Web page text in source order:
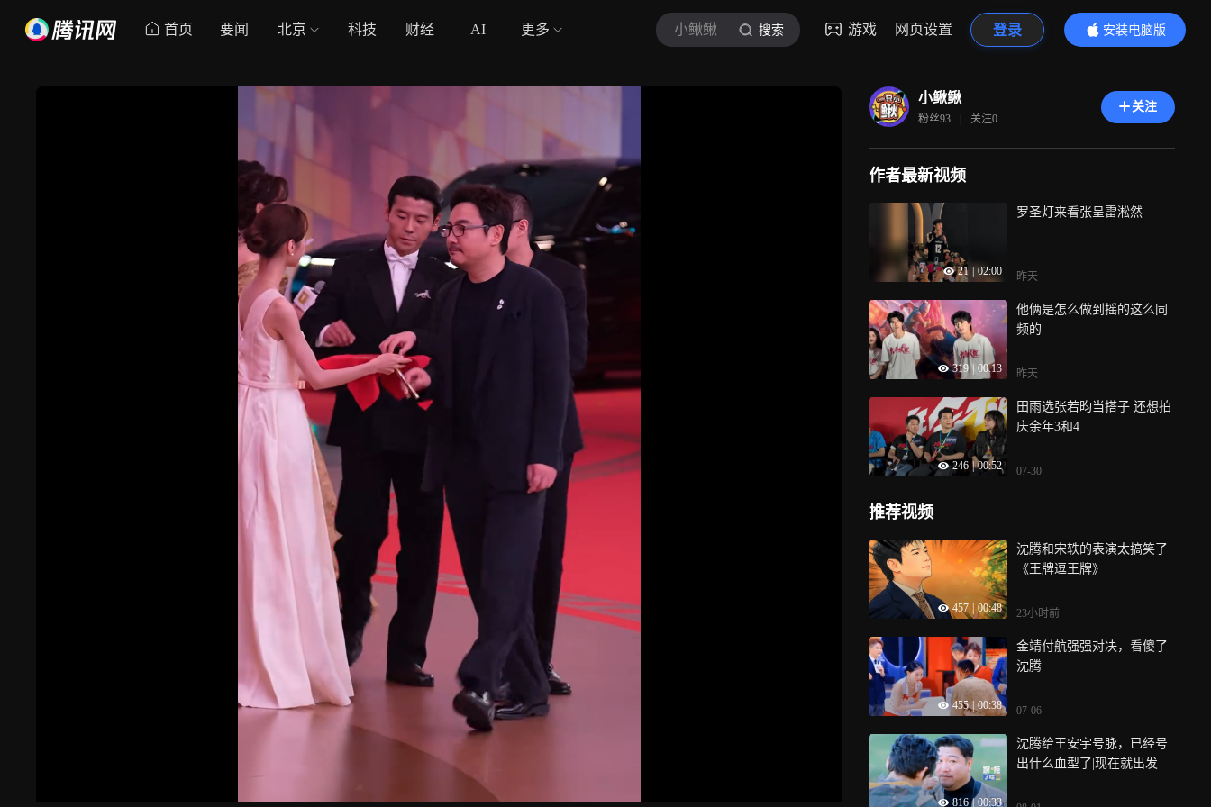
首页 要闻 北京 科技 财经 AI 更多 小鳅鳅 搜索 游戏 网页设置 登录
安装电脑版
内容更精彩
小鳅鳅
粉丝93 | 关注0
关注
作者最新视频
21 02:00
罗圣灯来看张呈雷淞然
昨天
319 00:13
他俩是怎么做到摇的这么同
频的
昨天
246 | 00:52
田雨选张若昀当搭子 还想拍
庆余年3和4
07-30
推荐视频
457 00:48
沈腾和宋轶的表演太搞笑了
《王牌逗王牌》
23小时前
455 00:38
金靖付航强强对决，看傻了
沈腾
07-06
816 | 00:33
沈腾给王安宇号脉，已经号
出什么血型了|现在就出发